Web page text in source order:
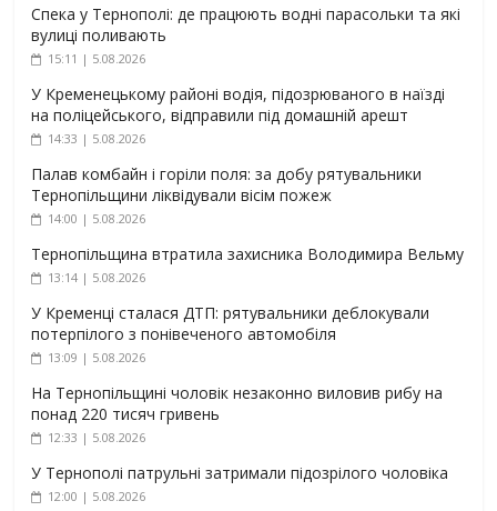
Спека у Тернополі: де працюють водні парасольки та які
вулиці поливають
15:11 | 5.08.2026
У Кременецькому районі водія, підозрюваного в наїзді
на поліцейського, відправили під домашній арешт
14:33 | 5.08.2026
Палав комбайн і горіли поля: за добу рятувальники
Тернопільщини ліквідували вісім пожеж
14:00 | 5.08.2026
Тернопільщина втратила захисника Володимира Вельму
13:14 | 5.08.2026
У Кременці сталася ДТП: рятувальники деблокували
потерпілого з понівеченого автомобіля
13:09 | 5.08.2026
На Тернопільщині чоловік незаконно виловив рибу на
понад 220 тисяч гривень
12:33 | 5.08.2026
У Тернополі патрульні затримали підозрілого чоловіка
12:00 | 5.08.2026